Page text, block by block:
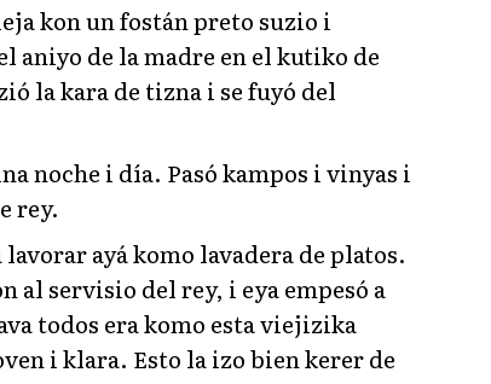
kon un fostán preto suzio i
aniyo de la madre en el kutiko de
la kara de tizna i se fuyó del
noche i día. Pasó kampos i vinyas i
rey.
ayá komo lavadera de platos.
al servisio del rey, i eya empesó a
todos era komo esta viejizika
i klara. Esto la izo bien kerer de